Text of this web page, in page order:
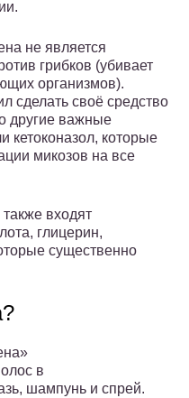
не является
грибков (убивает
организмов).
сделать своё средство
другие важные
кетоконазол, которые
микозов на все
входят
глицерин,
существенно
в
шампунь и спрей.